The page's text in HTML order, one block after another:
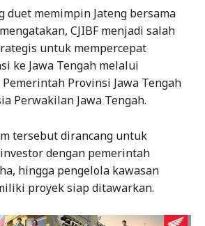
duet memimpin Jateng bersama
CJIBF menjadi salah
untuk mempercepat
ke Jawa Tengah melalui
Provinsi Jawa Tengah
Perwakilan Jawa Tengah.
tersebut dirancang untuk
dengan pemerintah
hingga pengelola kawasan
proyek siap ditawarkan.